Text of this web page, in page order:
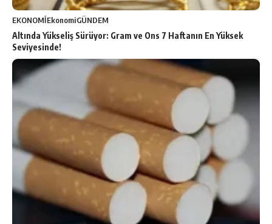
EKONOMİEkonomiGÜNDEM
Altında Yükseliş Sürüyor: Gram ve Ons 7 Haftanın En Yüksek
Seviyesinde!